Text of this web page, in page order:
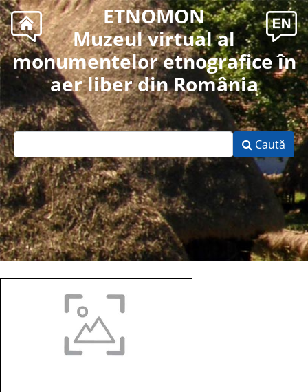
ETNOMON
Muzeul virtual al
monumentelor etnografice în
aer liber din România
Caută